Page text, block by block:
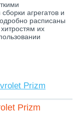
агрегатов и
расписаны
их
Prizm
Prizm